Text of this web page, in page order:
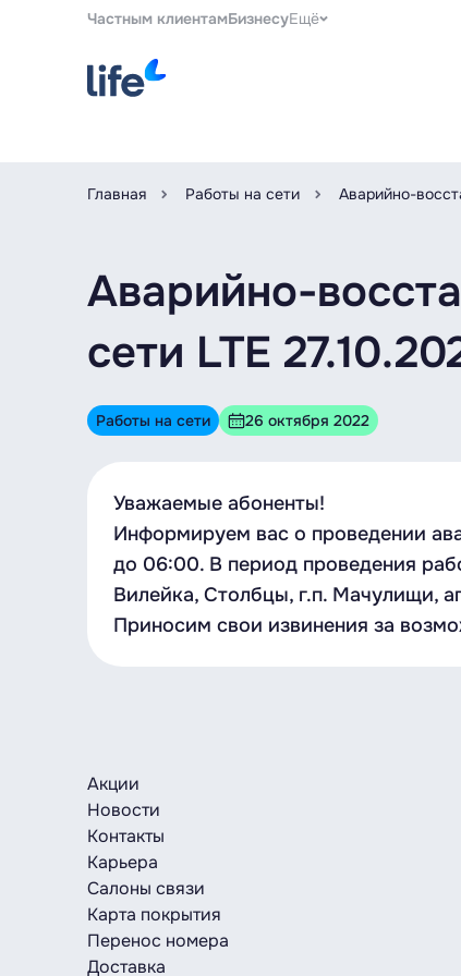
Частным клиентамБизнесуЕщё
Главная Работы на сети Аварийно-
Аварийно-
сети LTE
Работы на сети 26 октября 2022
Уважаемые абоненты!
Информируем вас о проведении
до 06:00. В период проведения
Вилейка, Столбцы, г.п. Мачулищи,
Приносим свои извинения за
Акции
Новости
Контакты
Карьера
Салоны связи
Карта покрытия
Перенос номера
Доставка